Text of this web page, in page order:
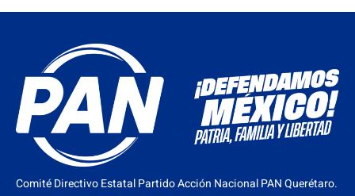
Comité Directivo Estatal Partido Acción Nacional PAN Querétaro.